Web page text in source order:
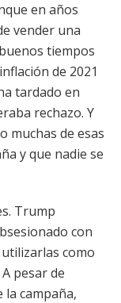
en años
vender una
tiempos
de 2021
tardado en
rechazo. Y
muchas de esas
y que nadie se
Trump
con
como
pesar de
campaña,